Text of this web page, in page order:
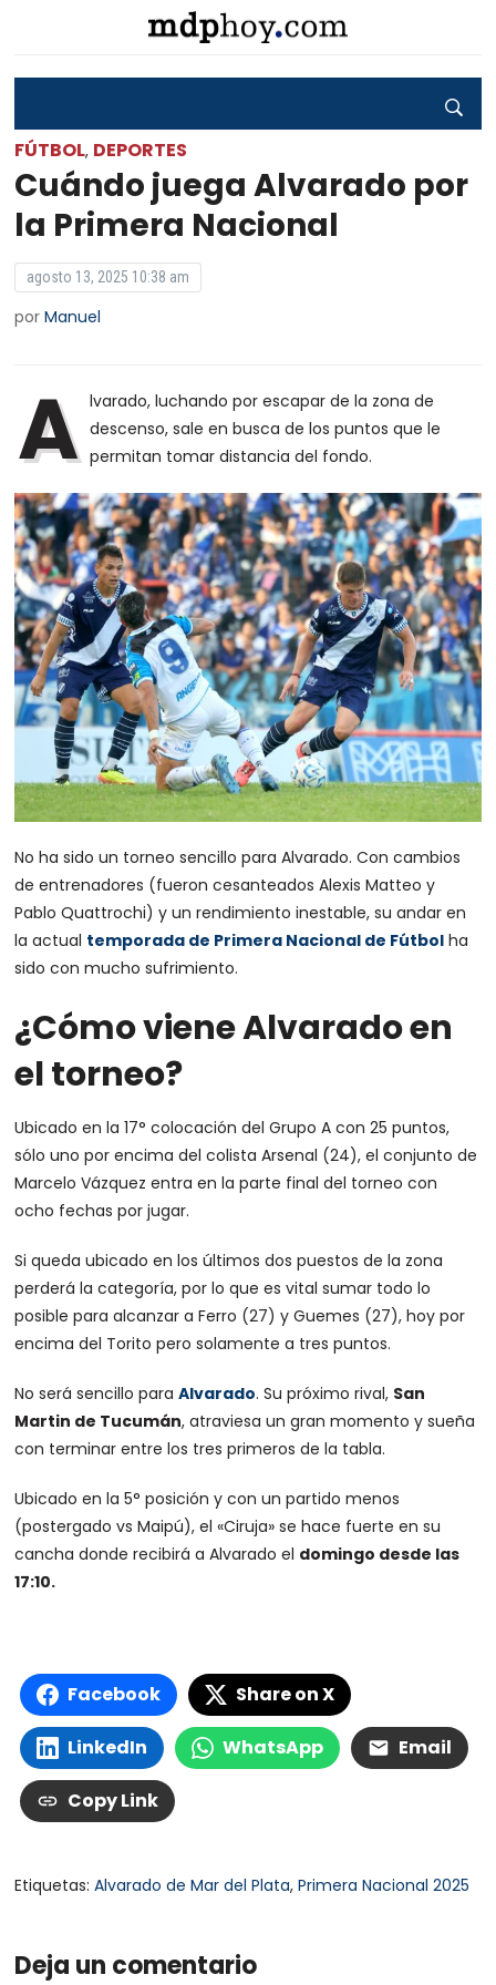
FÚTBOL, DEPORTES
Cuándo juega Alvarado por
la Primera Nacional
agosto 13, 2025 10:38 am
porManuel
A lvarado, luchando por escapar de la zona de
descenso, sale en busca de los puntos que le
permitan tomar distancia del fondo.
No ha sido un torneo sencillo para Alvarado. Con cambios
de entrenadores (fueron cesanteados Alexis Matteo y
Pablo Quattrochi) y un rendimiento inestable, su andar en
la actual temporada de Primera Nacional de Fútbol ha
sido con mucho sufrimiento.
¿Cómo viene Alvarado en
el torneo?
Ubicado en la 17° colocación del Grupo A con 25 puntos,
sólo uno por encima del colista Arsenal (24), el conjunto de
Marcelo Vázquez entra en la parte final del torneo con
ocho fechas por jugar.
Si queda ubicado en los últimos dos puestos de la zona
perderá la categoría, por lo que es vital sumar todo lo
posible para alcanzar a Ferro (27) y Guemes (27), hoy por
encima del Torito pero solamente a tres puntos.
No será sencillo paraAlvarado. Su próximo rival, San
Martin de Tucumán, atraviesa un gran momento y sueña
con terminar entre los tres primeros de la tabla.
Ubicado en la 5° posición y con un partido menos
(postergado vs Maipú), el «Ciruja» se hace fuerte en su
cancha donde recibirá a Alvarado el domingo desde las
17:10.
Facebook Share on X
LinkedIn WhatsApp Email
Copy Link
Etiquetas:Alvarado de Mar del Plata,Primera Nacional 2025
Deja un comentario